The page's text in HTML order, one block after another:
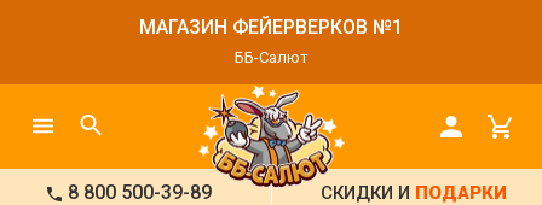
МАГАЗИН ФЕЙЕРВЕРКОВ №1
ББ-Салют
8 800 500-39-89 СКИДКИ И ПОДАРКИ